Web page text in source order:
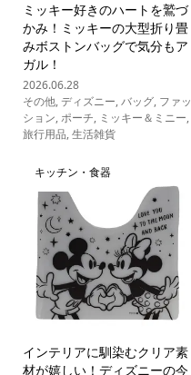
ミッキー好きのハートを鷲づ
かみ！ミッキーの大型折り畳
みボストンバッグで気分もア
ガル！
2026.06.28
その他,ディズニー,バッグ, ファッ
ション,ポーチ, ミッキー＆ミニー,
旅行用品,生活雑貨
キッチン・食器
インテリアに馴染むクリア素
材が嬉しい！ディズニーの今